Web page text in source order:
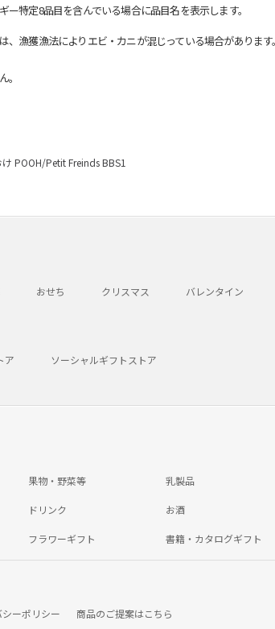
特定8品目を含んでいる場合に品目名を表示します。
漁獲漁法によりエビ・カニが混じっている場合がありま
POOH/Petit Freinds BBS1
おせち クリスマス バレンタイン
ア ソーシャルギフトストア
果物・野菜等 乳製品
ドリンク お酒
フラワーギフト 書籍・カタログギフト
ーポリシー 商品のご提案はこちら